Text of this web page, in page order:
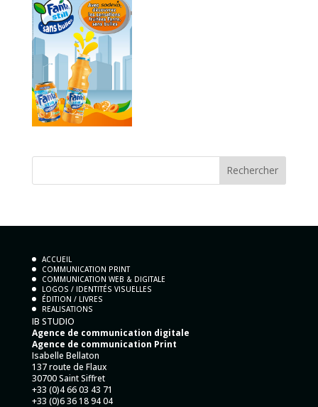
ACCUEIL
COMMUNICATION PRINT
COMMUNICATION WEB & DIGITALE
LOGOS / IDENTITÉS VISUELLES
ÉDITION / LIVRES
REALISATIONS
IB STUDIO
Agence de communication digitale
Agence de communication Print
Isabelle Bellaton
137 route de Flaux
30700 Saint Siffret
+33 (0)4 66 03 43 71
+33 (0)6 36 18 94 04